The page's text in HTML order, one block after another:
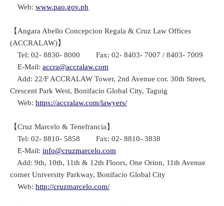
Web: www.pao.gov.ph
【Angara Abello Concepcion Regala & Cruz Law Offices
(ACCRALAW)】
Tel: 02- 8830- 8000 Fax: 02- 8403- 7007 / 8403- 7009
E-Mail: accra@accralaw.com
Add: 22/F ACCRALAW Tower, 2nd Avenue cor. 30th Street,
Crescent Park West, Bonifacio Global City, Taguig
Web: https://accralaw.com/lawyers/
【Cruz Marcelo & Tenefrancia】
Tel: 02- 8810- 5858 Fax: 02- 8810- 3838
E-Mail: info@cruzmarcelo.com
Add: 9th, 10th, 11th & 12th Floors, One Orion, 11th Avenue
corner University Parkway, Bonifacio Global City
Web: http://cruzmarcelo.com/